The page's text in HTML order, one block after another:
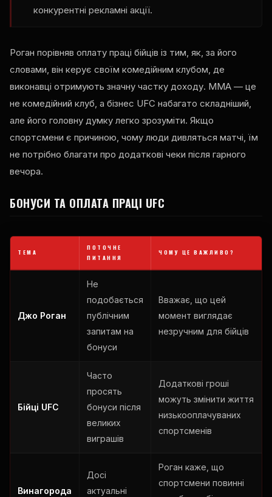
конкурентні рекламні акції.
Роган порівняв оплату праці бійців із тим, як, за його
словами, він керує своїм комедійним клубом, де
виконавці отримують значну частку доходу. ММА — це
не комедійний клуб, а бізнес UFC набагато складніший,
але його головну думку легко зрозуміти. Якщо
спортсмени є причиною, чому люди дивляться матчі, їм
не потрібно благати про додаткові чеки після гарного
вечора.
БОНУСИ ТА ОПЛАТА ПРАЦІ UFC
ТЕМА
ПОТОЧНЕ
ПИТАННЯ
ЧОМУ ЦЕ ВАЖЛИВО?
Джо Роган
Не
подобається
публічним
запитам на
бонуси
Вважає, що цей
момент виглядає
незручним для бійців
Бійці UFC
Часто
просять
бонуси після
великих
виграшів
Додаткові гроші
можуть змінити життя
низькооплачуваних
спортсменів
Винагорода
Досі
актуальні
Роган каже, що
спортсмени повинні